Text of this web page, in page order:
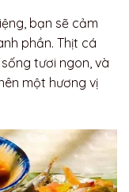
bạn sẽ cảm
phần. Thịt cá
tươi ngon, và
một hương vị